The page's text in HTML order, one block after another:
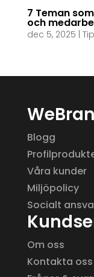
7 Teman
och
dec 5, 2025
Blogg
Våra kunder
Miljöpolicy
Socialt
Om oss
Kontakta oss